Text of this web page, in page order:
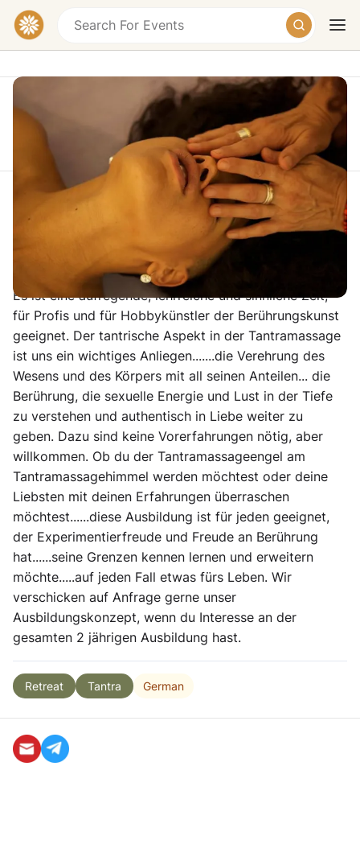
TodayTomorrow Weekend
This event took place on Saturday, October 18,
2025 at 04:00 PM
Tantramassage nach Andro Level 1
Es ist eine aufregende, lehrreiche und sinnliche Zeit,
für Profis und für Hobbykünstler der Berührungskunst
geeignet. Der tantrische Aspekt in der Tantramassage
ist uns ein wichtiges Anliegen.......die Verehrung des
Wesens und des Körpers mit all seinen Anteilen... die
Berührung, die sexuelle Energie und Lust in der Tiefe
zu verstehen und authentisch in Liebe weiter zu
geben. Dazu sind keine Vorerfahrungen nötig, aber
willkommen. Ob du der Tantramassageengel am
Tantramassagehimmel werden möchtest oder deine
Liebsten mit deinen Erfahrungen überraschen
möchtest......diese Ausbildung ist für jeden geeignet,
der Experimentierfreude und Freude an Berührung
hat......seine Grenzen kennen lernen und erweitern
möchte.....auf jeden Fall etwas fürs Leben. Wir
verschicken auf Anfrage gerne unser
Ausbildungskonzept, wenn du Interesse an der
gesamten 2 jährigen Ausbildung hast.
Retreat Tantra German